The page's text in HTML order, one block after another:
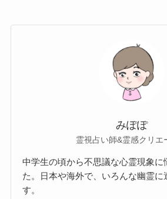
みぽぽ
霊視占い師&霊感クリエ
中学生の頃から不思議な心霊現象に
た。日本や海外で、いろんな幽霊に
す。